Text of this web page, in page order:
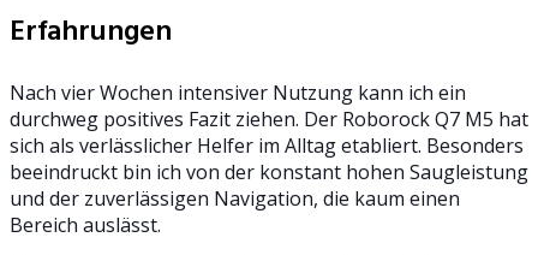
Erfahrungen
Nach vier Wochen intensiver Nutzung kann ich ein
durchweg positives Fazit ziehen. Der Roborock Q7 M5 hat
sich als verlässlicher Helfer im Alltag etabliert. Besonders
beeindruckt bin ich von der konstant hohen Saugleistung
und der zuverlässigen Navigation, die kaum einen
Bereich auslässt.